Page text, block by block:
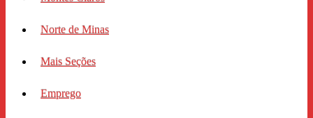
Norte de Minas
Mais Seções
Emprego